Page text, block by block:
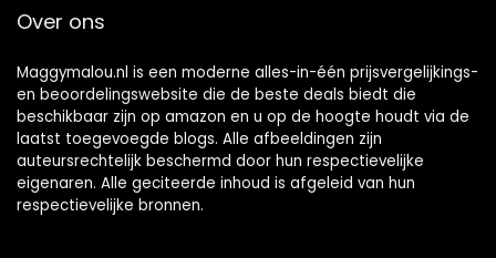
Over ons
Maggymalou.nl is een moderne alles-in-één prijsvergelijkings-
en beoordelingswebsite die de beste deals biedt die
beschikbaar zijn op amazon en u op de hoogte houdt via de
laatst toegevoegde blogs. Alle afbeeldingen zijn
auteursrechtelijk beschermd door hun respectievelijke
eigenaren. Alle geciteerde inhoud is afgeleid van hun
respectievelijke bronnen.